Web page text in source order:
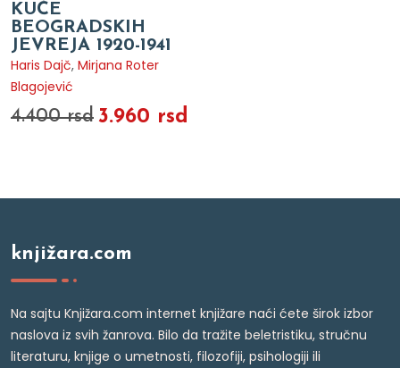
KUĆE
BEOGRADSKIH
JEVREJA 1920-1941
Haris Dajč, Mirjana Roter
Blagojević
4.400 rsd 3.960 rsd
knjižara.com
Na sajtu Knjižara.com internet knjižare naći ćete širok izbor
naslova iz svih žanrova. Bilo da tražite beletristiku, stručnu
literaturu, knjige o umetnosti, filozofiji, psihologiji ili